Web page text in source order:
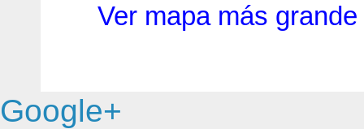
Ver mapa más grande
Google+